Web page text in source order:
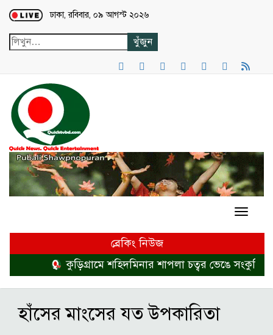
Loading...
ঢাকা, রবিবার, ০৯ আগস্ট ২০২৬
ব্রেকিং নিউজ
কুড়িগ্রামে শহিদমিনার শাপলা চত্বর ভেঙে সংকুচিত
হাঁসের মাংসের যত উপকারিতা